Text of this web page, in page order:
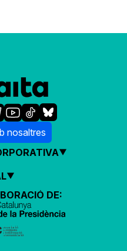
nosaltres
DE: